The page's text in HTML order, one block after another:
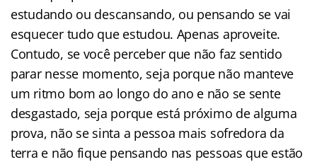
estudando ou descansando, ou pensando se vai
esquecer tudo que estudou. Apenas aproveite.
Contudo, se você perceber que não faz sentido
parar nesse momento, seja porque não manteve
um ritmo bom ao longo do ano e não se sente
desgastado, seja porque está próximo de alguma
prova, não se sinta a pessoa mais sofredora da
terra e não fique pensando nas pessoas que estão